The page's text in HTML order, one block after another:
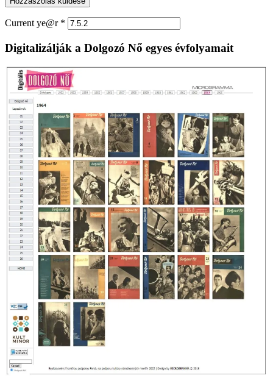
Current ye@r *
Digitalizálják a Dolgozó Nő egyes évfolyamait